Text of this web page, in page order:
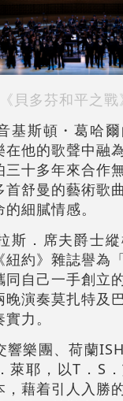
《貝多芬和平之戰
基斯頓・葛哈
在他的歌聲中融
三十多年來合作
首舒曼的藝術歌
細膩情感。
斯．席夫爵士
約》雜誌譽為
同自己一手創立
演奏莫扎特及
力。
響樂團、荷蘭
萊耶，以T．S
，藉着引人入勝